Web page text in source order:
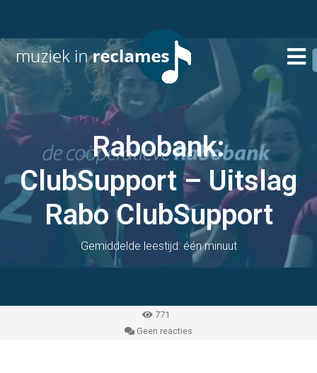
Rabobank:
ClubSupport – Uitslag
Rabo ClubSupport
Gemiddelde leestijd: één minuut
771
Geen reacties